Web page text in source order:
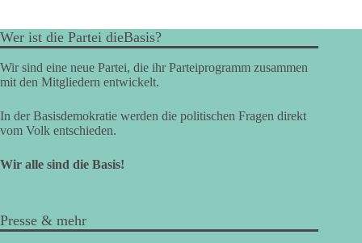
Wer ist die Partei dieBasis?
Wir sind eine neue Partei, die ihr Parteiprogramm zusammen
mit den Mitgliedern entwickelt.
In der Basisdemokratie werden die politischen Fragen direkt
vom Volk entschieden.
Wir alle sind die Basis!
Presse & mehr